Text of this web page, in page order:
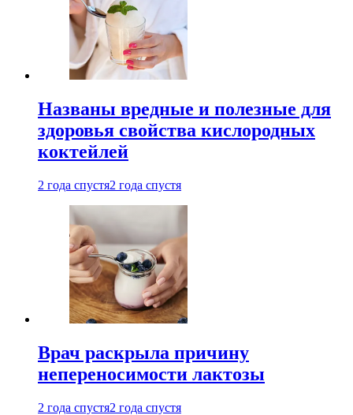
Названы вредные и полезные для
здоровья свойства кислородных
коктейлей
2 года спустя2 года спустя
Врач раскрыла причину
непереносимости лактозы
2 года спустя2 года спустя